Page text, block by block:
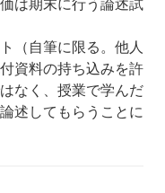
（自筆に限る。他人
資料の持ち込みを許
なく、授業で学んだ
述してもらうことに